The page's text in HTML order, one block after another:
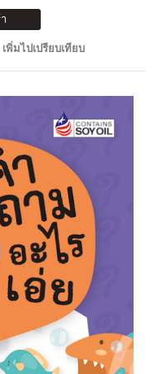
เพิ่มไปเปรียบเทียบ